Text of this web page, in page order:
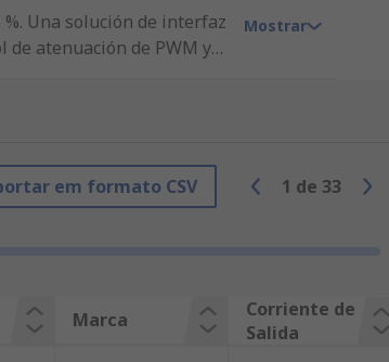
Una solución de interfaz
atenuación de PWM y
en iluminación
de convertidor
Mostrar
em formato CSV 1 de 33
Marca
Corriente de
Salida